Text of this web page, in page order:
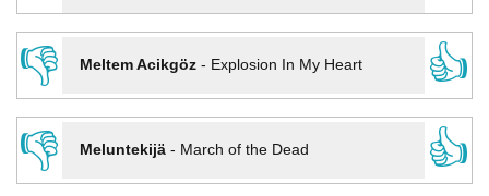
👎
Meltem Acikgöz- Explosion In My Heart
👍
👎
Meluntekijä- March of the Dead
👍